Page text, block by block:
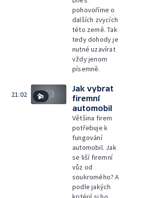
pohovoříme o
dalších zvycích
této země. Tak
tedy dohody je
nutné uzavírat
vždy jenom
písemně.
21:02
Jak vybrat
firemní
automobil
Většina firem
potřebuje k
fungování
automobil. Jak
se liší firemní
vůz od
soukromého? A
podle jakých